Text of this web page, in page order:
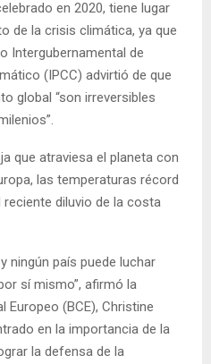
en 2020, tiene lugar
de la crisis climática, ya que
Intergubernamental de
(IPCC) advirtió de que
global “son irreversibles
que atraviesa el planeta con
las temperaturas récord
diluvio de la costa
ningún país puede luchar
sí mismo”, afirmó la
Europeo (BCE), Christine
en la importancia de la
la defensa de la